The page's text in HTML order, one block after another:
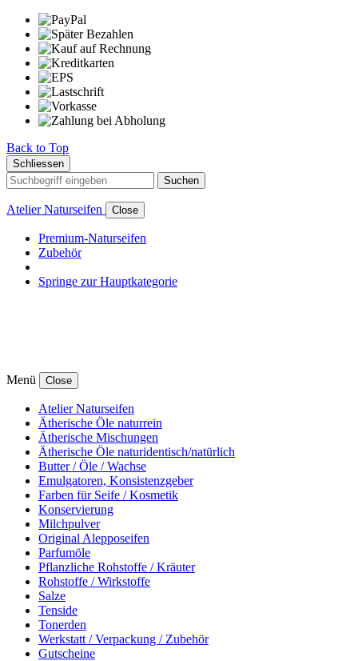
Back to Top
Schliessen
Suchen
Atelier Naturseifen Close
Premium-Naturseifen
Zubehör
Springe zur Hauptkategorie
Menü Close
Atelier Naturseifen
Ätherische Öle naturrein
Ätherische Mischungen
Ätherische Öle naturidentisch/natürlich
Butter / Öle / Wachse
Emulgatoren, Konsistenzgeber
Farben für Seife / Kosmetik
Konservierung
Milchpulver
Original Alepposeifen
Parfumöle
Pflanzliche Rohstoffe / Kräuter
Rohstoffe / Wirkstoffe
Salze
Tenside
Tonerden
Werkstatt / Verpackung / Zubehör
Gutscheine